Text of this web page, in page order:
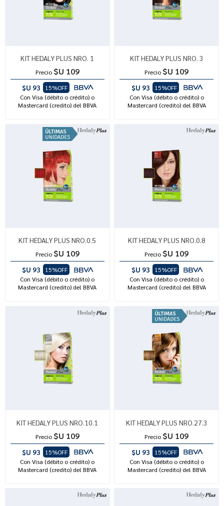
KIT HEDALY PLUS NRO. 1
Precio $U 109
$U 93
15%OFF
Con Visa (débito o crédito) o
Mastercard (credito) del BBVA
KIT HEDALY PLUS NRO. 3
Precio $U 109
$U 93
15%OFF
Con Visa (débito o crédito) o
Mastercard (credito) del BBVA
KIT HEDALY PLUS NRO.0.5
Precio $U 109
$U 93
15%OFF
Con Visa (débito o crédito) o
Mastercard (credito) del BBVA
KIT HEDALY PLUS NRO.0.8
Precio $U 109
$U 93
15%OFF
Con Visa (débito o crédito) o
Mastercard (credito) del BBVA
KIT HEDALY PLUS NRO.10.1
Precio $U 109
$U 93
15%OFF
Con Visa (débito o crédito) o
Mastercard (credito) del BBVA
KIT HEDALY PLUS NRO.27.3
Precio $U 109
$U 93
15%OFF
Con Visa (débito o crédito) o
Mastercard (credito) del BBVA